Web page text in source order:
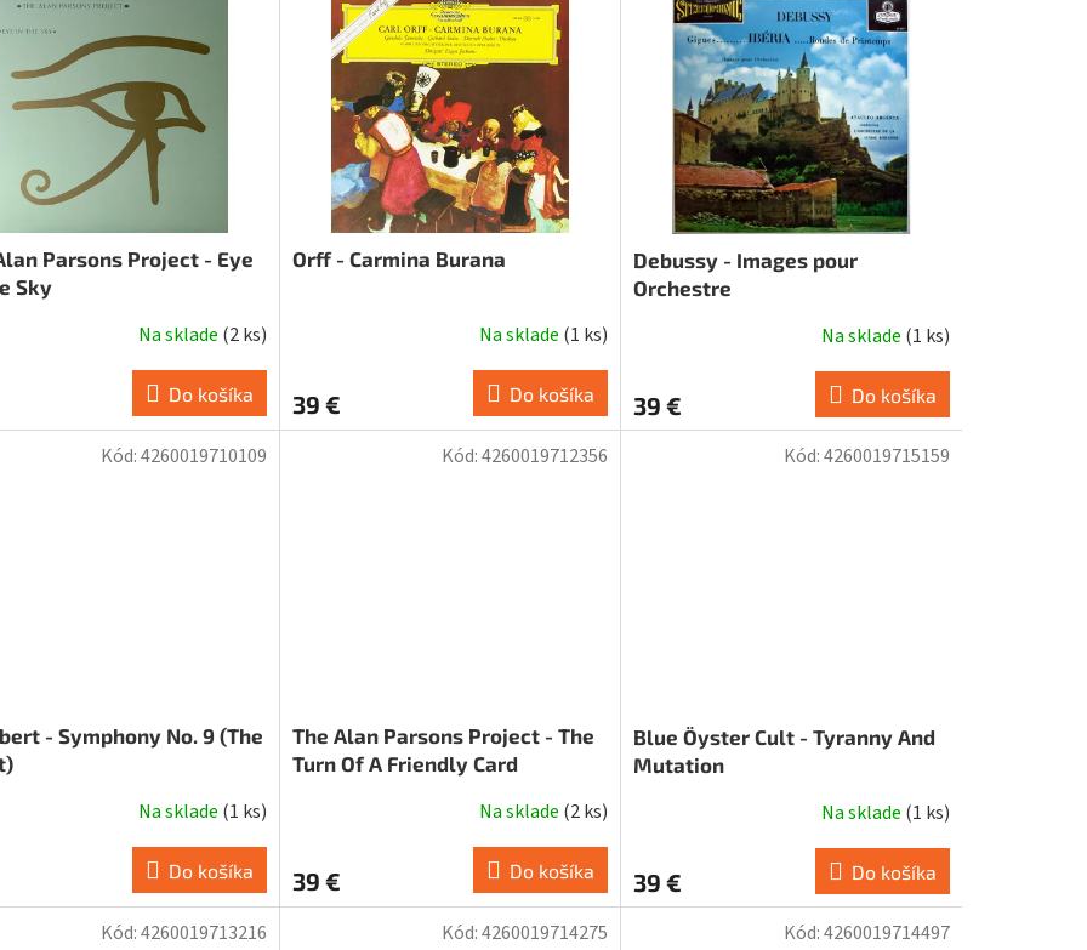
Parsons Project - Eye
Sky
Na sklade (2 ks)
Do košíka
Orff - Carmina Burana
Na sklade (1 ks)
39 € Do košíka
Debussy - Images pour
Orchestre
Na sklade (1 ks)
39 € Do košíka
- Symphony No. 9 (The
Na sklade (1 ks)
Do košíka
Kód:4260019710109
The Alan Parsons Project - The
Turn Of A Friendly Card
Na sklade (2 ks)
39 € Do košíka
Kód:4260019712356
Blue Öyster Cult - Tyranny And
Mutation
Na sklade (1 ks)
39 € Do košíka
Kód:4260019715159
Kód:4260019713216 Kód:4260019714275 Kód:4260019714497